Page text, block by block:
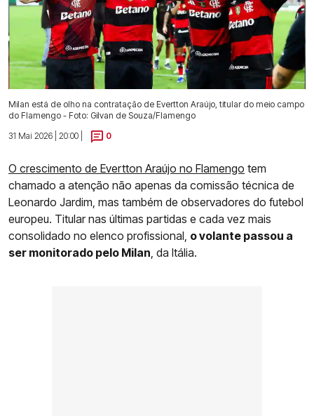
Milan está de olho na contratação de Evertton Araújo, titular do meio campo
do Flamengo - Foto: Gilvan de Souza/Flamengo
31 Mai 2026 | 20:00 |
0
O crescimento de Evertton Araújo no Flamengo tem
chamado a atenção não apenas da comissão técnica de
Leonardo Jardim, mas também de observadores do futebol
europeu. Titular nas últimas partidas e cada vez mais
consolidado no elenco profissional, o volante passou a
ser monitorado pelo Milan , da Itália.